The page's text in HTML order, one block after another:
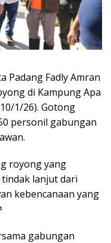
Padang Fadly Amran
di Kampung Apa
1/26). Gotong
personil gabungan
royong yang
lanjut dari
kebencanaan yang
gabungan